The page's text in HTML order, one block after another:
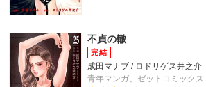
不貞の轍
成田マナブ / ロドリゲス井之介
青年マンガ、ゼットコミックス